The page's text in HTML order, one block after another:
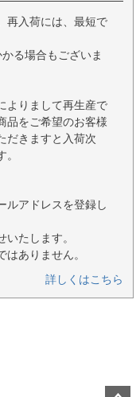
再入荷には、最短で
る場合もございま
よりまして再生産で
品をご希望のお客様
だきますと入荷次
ルアドレスを登録し
たします。
ありません。
詳しくはこちら